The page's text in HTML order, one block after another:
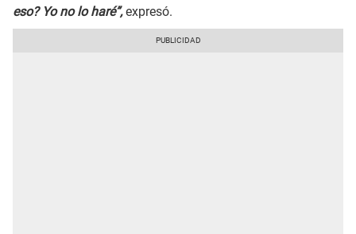
eso? Yo no lo haré”,expresó.